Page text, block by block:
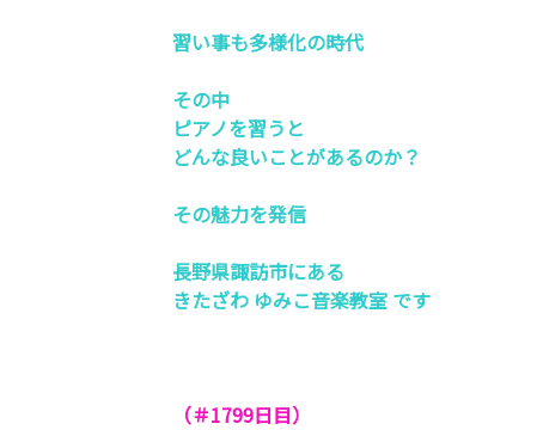
習い事も多様化の時代
その中
ピアノを習うと
どんな良いことがあるのか？
その魅力を発信
長野県諏訪市にある
きたざわ ゆみこ音楽教室 です
（＃1799日目）